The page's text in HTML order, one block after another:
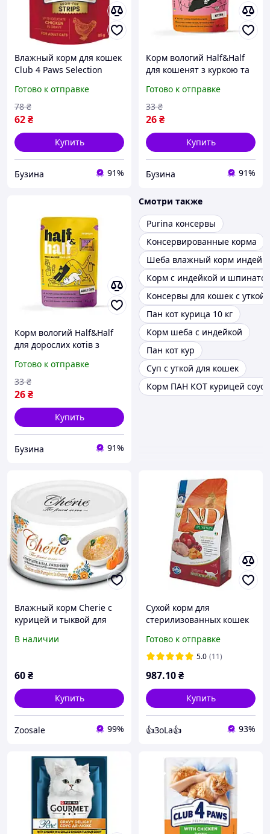
Влажный корм для кошек
Club 4 Paws Selection
соусе 85 г berlin
Готово к отправке
62₴
78 ₴
Купить
Бузина 91%
Корм вологий Half&Half
для кошенят з куркою та
Готово к отправке
26₴
33 ₴
Купить
Бузина 91%
Корм вологий Half&Half
для дороcлих котів з
соусі 85 г fresh
Готово к отправке
26₴
33 ₴
Купить
Бузина 91%
Смотри также
Purina консервы
Консервированные корма
Шеба влажный корм
Корм с индейкой и
Консервы для кошек с уткой
Пан кот курица 10 кг
Корм шеба с индейкой
Пан кот кур
Суп с уткой для кошек
Корм ПАН КОТ курицей соусе
Влажный корм Cherie c
курицей и тыквой для
мочевыводящих путей у
В наличии
60₴
Купить
Zoosale 99%
Сухой корм для
стерилизованных кошек
Neutered Adult)
перепелка / тыква 1.5 кг
Готово к отправке
5.0 (11)
987.10₴
Купить
👍ЗоLa👍 93%